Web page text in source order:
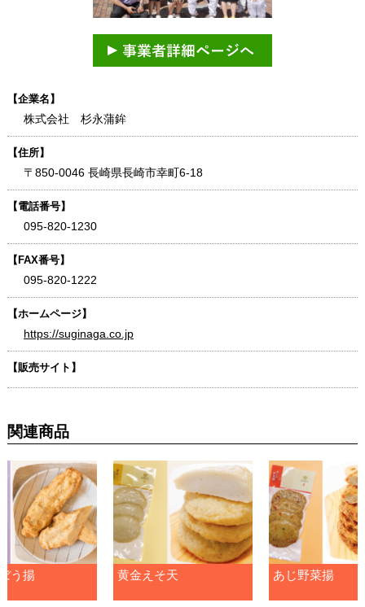
【企業名】
株式会社 杉永蒲鉾
【住所】
〒850-0046 長崎県長崎市幸町6-18
【電話番号】
095-820-1230
【FAX番号】
095-820-1222
【ホームページ】
https://suginaga.co.jp
【販売サイト】
関連商品
う揚 黄金えそ天 あじ野菜揚